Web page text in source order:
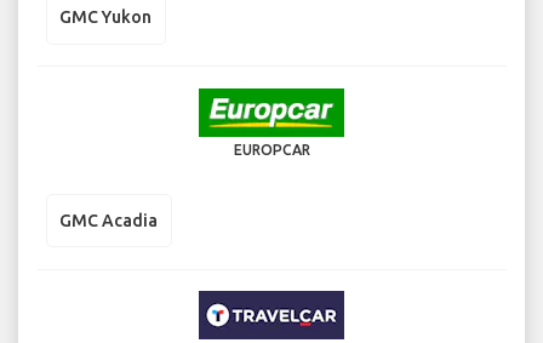
GMC Yukon
EUROPCAR
GMC Acadia